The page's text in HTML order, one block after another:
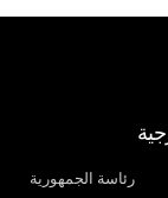
رئاسة الجمهورية